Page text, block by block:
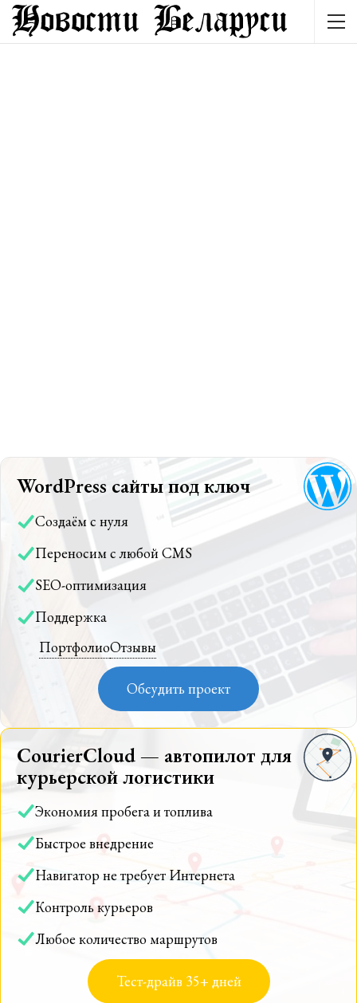
WordPress сайты под ключ
Создаём с нуля
Переносим с любой CMS
SEO-оптимизация
Поддержка
ПортфолиоОтзывы
Обсудить проект
CourierCloud — автопилот для
курьерской логистики
Экономия пробега и топлива
Быстрое внедрение
Навигатор не требует Интернета
Контроль курьеров
Любое количество маршрутов
Тест-драйв 35+ дней